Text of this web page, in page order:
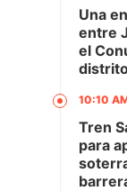
Una
entre
el
10:10
Tren
para